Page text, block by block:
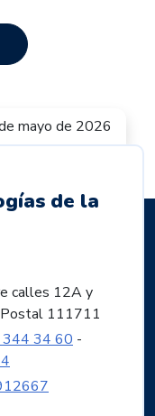
mayo de 2026
de la
calles 12A y
Postal 111711
34 60 -